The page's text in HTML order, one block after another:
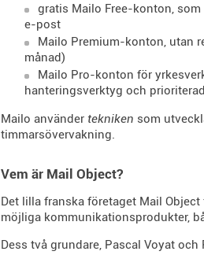
gratis Mailo Free-konton,
e-post
Mailo Premium-konton, utan
månad)
Mailo Pro-konton för
hanteringsverktyg och
Mailo använder tekniken som
timmarsövervakning.
Vem är Mail Object?
Det lilla franska företaget Mail
möjliga kommunikationsprodukter,
Dess två grundare, Pascal Voyat